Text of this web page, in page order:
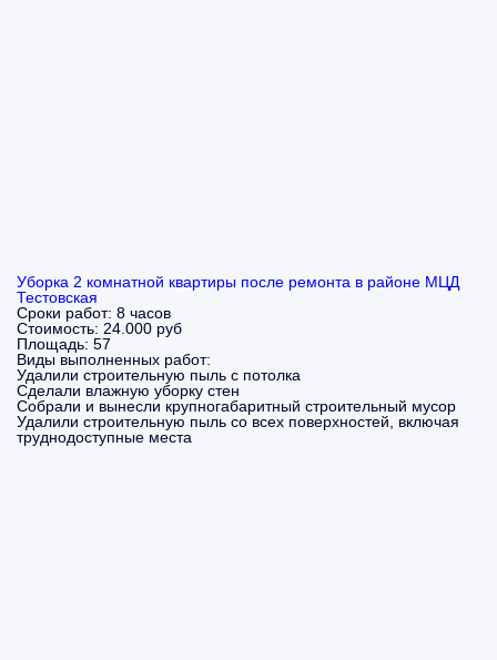
Уборка 2 комнатной квартиры после ремонта в районе МЦД
Тестовская
Сроки работ: 8 часов
Стоимость: 24.000 руб
Площадь: 57
Виды выполненных работ:
Удалили строительную пыль с потолка
Сделали влажную уборку стен
Собрали и вынесли крупногабаритный строительный мусор
Удалили строительную пыль со всех поверхностей, включая
труднодоступные места